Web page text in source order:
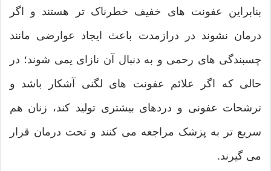
بنابراین عفونت های خفیف خطرناک تر هستند و اگر
درمان نشوند در درازمدت باعث ایجاد عوارضی مانند
چسبندگی های رحمی و به دنبال آن نازای یمی شوند؛ در
حالی که اگر علائم عفونت های لگنی آشکار باشد و
ترشحات عفونی و دردهای بیشتری تولید کند، زنان هم
سریع تر به پزشک مراجعه می کنند و تحت درمان قرار
می گیرند.